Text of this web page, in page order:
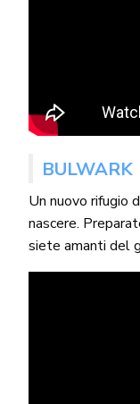
BULWARK
Un nuovo rifugio
nascere.
siete amanti del